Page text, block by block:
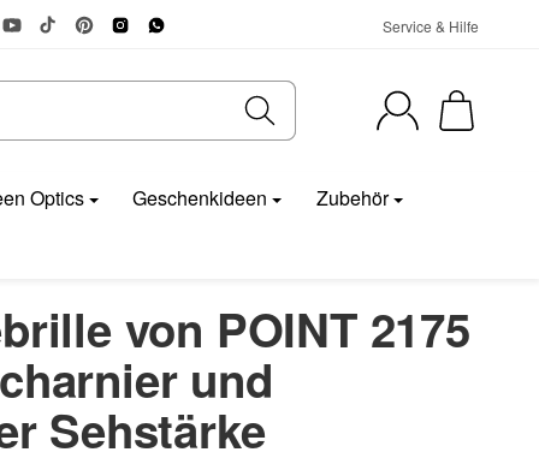
Service & Hilfe
Optics Geschenkideen Zubehör
von POINT 2175
und
Sehstärke